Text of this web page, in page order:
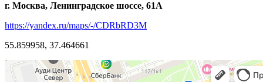
г. Москва, Ленинградское шоссе, 61А
https://yandex.ru/maps/-/CDRbRD3M
55.859958, 37.464661